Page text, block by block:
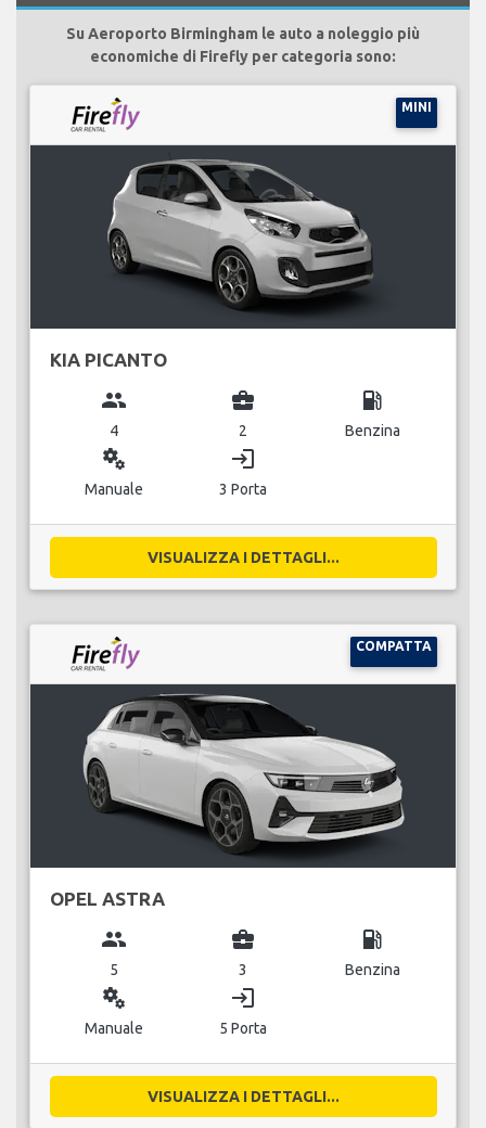
Su Aeroporto Birmingham le auto a noleggio più
economiche di Firefly per categoria sono:
MINI
KIA PICANTO
group
4
business_center
2
local_gas_station
Benzina
miscellaneous_services
Manuale
login
3 Porta
VISUALIZZA I DETTAGLI...
COMPATTA
OPEL ASTRA
group
5
business_center
3
local_gas_station
Benzina
miscellaneous_services
Manuale
login
5 Porta
VISUALIZZA I DETTAGLI...